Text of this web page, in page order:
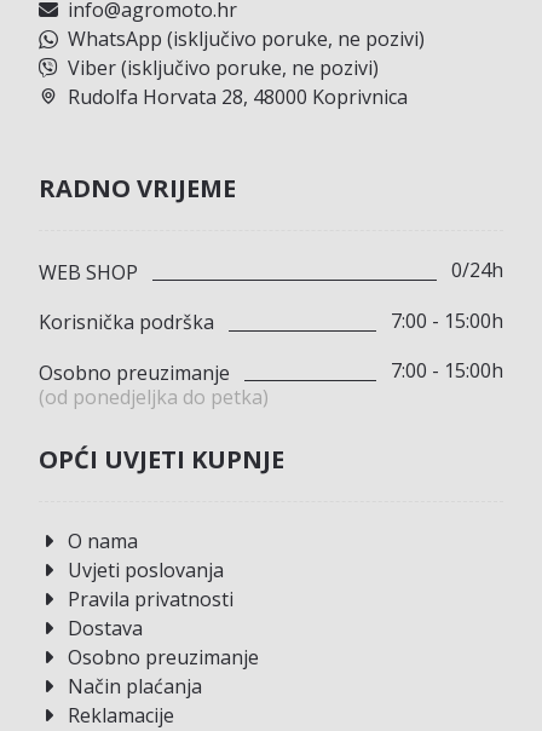
info@agromoto.hr
WhatsApp (isključivo poruke, ne pozivi)
Viber (isključivo poruke, ne pozivi)
Rudolfa Horvata 28, 48000 Koprivnica
RADNO VRIJEME
WEB SHOP
0/24h
Korisnička podrška
7:00 - 15:00h
Osobno preuzimanje
(od ponedjeljka do petka)
7:00 - 15:00h
OPĆI UVJETI KUPNJE
O nama
Uvjeti poslovanja
Pravila privatnosti
Dostava
Osobno preuzimanje
Način plaćanja
Reklamacije